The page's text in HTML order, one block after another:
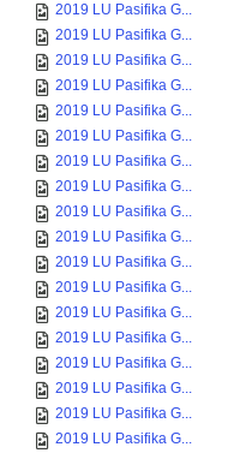
2019 LU Pasifika G...
2019 LU Pasifika G...
2019 LU Pasifika G...
2019 LU Pasifika G...
2019 LU Pasifika G...
2019 LU Pasifika G...
2019 LU Pasifika G...
2019 LU Pasifika G...
2019 LU Pasifika G...
2019 LU Pasifika G...
2019 LU Pasifika G...
2019 LU Pasifika G...
2019 LU Pasifika G...
2019 LU Pasifika G...
2019 LU Pasifika G...
2019 LU Pasifika G...
2019 LU Pasifika G...
2019 LU Pasifika G...